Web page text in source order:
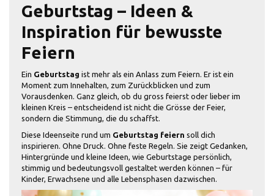
Geburtstag – Ideen &
Inspiration für bewusste
Feiern
Ein Geburtstag ist mehr als ein Anlass zum Feiern. Er ist ein
Moment zum Innehalten, zum Zurückblicken und zum
Vorausdenken. Ganz gleich, ob du gross feierst oder lieber im
kleinen Kreis – entscheidend ist nicht die Grösse der Feier,
sondern die Stimmung, die du schaffst.
Diese Ideenseite rund um Geburtstag feiern soll dich
inspirieren. Ohne Druck. Ohne feste Regeln. Sie zeigt Gedanken,
Hintergründe und kleine Ideen, wie Geburtstage persönlich,
stimmig und bedeutungsvoll gestaltet werden können – für
Kinder, Erwachsene und alle Lebensphasen dazwischen.